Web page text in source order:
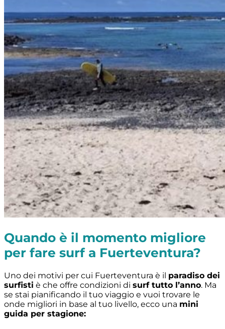
Quando è il momento migliore
per fare surf a Fuerteventura?
Uno dei motivi per cui Fuerteventura è il paradiso dei
surfisti è che offre condizioni di surf tutto l’anno. Ma
se stai pianificando il tuo viaggio e vuoi trovare le
onde migliori in base al tuo livello, ecco una mini
guida per stagione: